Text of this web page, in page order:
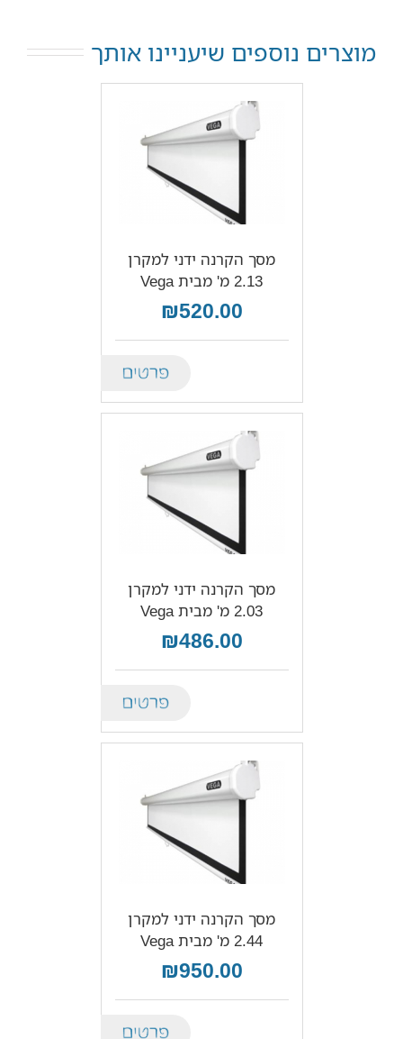
מוצרים נוספים שיעניינו אותך
מסך הקרנה ידני למקרן
2.13 מ' מבית Vega
₪520.00
מסך הקרנה ידני למקרן
2.03 מ' מבית Vega
₪486.00
מסך הקרנה ידני למקרן
2.44 מ' מבית Vega
₪950.00